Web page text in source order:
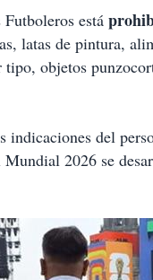
está
latas de pintura,
objetos
indicaciones del
2026 se